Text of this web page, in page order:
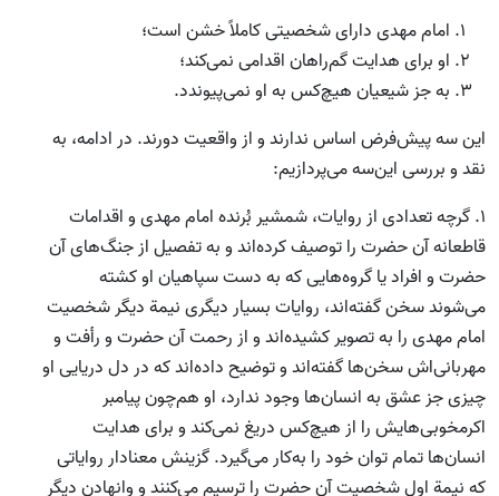
امام مهدی دارای شخصیتی کاملاً خشن است؛
او برای هدایت گم‌راهان اقدامی نمی‌کند؛
به جز شیعیان هیچ‌کس به او نمی‌پیوندد.
این سه پیش‌فرض ‌اساس ندارند و از واقعیت دورند. در ادامه، به
نقد و بررسی این‌سه می‌پردازیم:
1.‌ گرچه تعدادی از روایات، شمشیر بُرنده امام مهدی و اقدامات
قاطعانه آن حضرت را توصیف کرده‌اند و به تفصیل از جنگ‌های آن
حضرت و افراد یا گروه‌هایی که به دست سپاهیان او کشته
می‌شوند سخن گفته‌اند، روایات بسیار دیگری نیمة دیگر شخصیت
امام مهدی را به تصویر کشیده‌اند و از رحمت آن حضرت و رأفت و
مهربانی‌اش سخن‌ها گفته‌اند و توضیح‌ داده‌اند که در دل دریایی او
چیزی جز عشق به انسان‌ها وجود ندارد، او هم‌چون پیامبر
اکرمخوبی‌هایش را از هیچ‌کس دریغ نمی‌کند و برای هدایت
انسان‌ها تمام توان خود را به‌کار می‌گیرد. گزینش معنادار روایاتی
که نیمة اول شخصیت آن حضرت را ترسیم می‌کنند و وانهادن دیگر